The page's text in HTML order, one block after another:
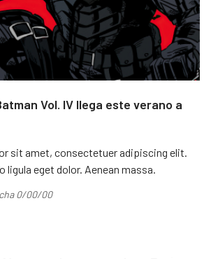
Vol. IV llega este verano a
sit amet, consectetuer adipiscing elit.
ligula eget dolor. Aenean massa.
0/00/00